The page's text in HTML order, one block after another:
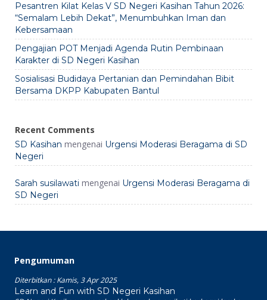
Pesantren Kilat Kelas V SD Negeri Kasihan Tahun 2026:
“Semalam Lebih Dekat”, Menumbuhkan Iman dan
Kebersamaan
Pengajian POT Menjadi Agenda Rutin Pembinaan
Karakter di SD Negeri Kasihan
Sosialisasi Budidaya Pertanian dan Pemindahan Bibit
Bersama DKPP Kabupaten Bantul
Recent Comments
SD Kasihan mengenai Urgensi Moderasi Beragama di SD
Negeri
Sarah susilawati mengenai Urgensi Moderasi Beragama di
SD Negeri
Pengumuman
Diterbitkan :Kamis, 3 Apr 2025
Learn and Fun with SD Negeri Kasihan